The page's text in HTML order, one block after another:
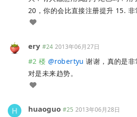
20，你的会比直接注册提升 15. 非
ery #24 2013年06月27日
#2 楼 @robertyu 谢谢，真的是
对是未来趋势。
huaoguo #25 2013年06月28日